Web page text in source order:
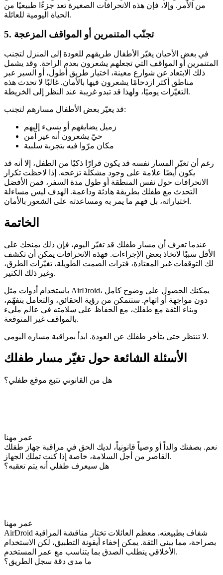
من الأمر. وإلا، فإن هذه الانحرافات الصغيرة تعد جزءًا طبيعيًا من
الحياة اليومية للعائلة.
5. تجنّب المتنمرين أو المواقف المزعجة
في بعض الأحيان يغيّر الأطفال طريقهم للعودة إلى المنزل لتجنب
المتنمرين أو المواقف التي تجعلهم يشعرون بعدم الراحة. وقد يشمل
ذلك الابتعاد عن شوارع معينة، اختيار طريق أطول، أو السير عبر
مناطق أكثر ازدحامًا يشعرون فيها بالأمان. غالبًا لا تحدث هذه
التغيّرات يوميًا، ولهذا قد تبدو غريبة عند النظر إلى الخريطة.
قد يغيّر بعض الأطفال مسارهم لتجنب:
زميل يضايقهم أو يسيء إليهم
حيّ يشعرون أنه غير آمن
مكان مرّوا فيه بتجربة سلبية
رغم أن تغيّر المسار نفسه قد يكون قرارًا ذكيًا من الطفل، إلا أنه قد
يكون أيضًا علامة على وجود مشكلة تزعجه. إذا لاحظت تكرار
الانحرافات حول نفس المنطقة أو طول مدة السفر، فمن الأفضل
التحدث مع طفلك بطريقة هادئة وداعمة. الهدف ليس مساءلة
اختياراته، بل فهم ما يمر به ومساعدته على الشعور بالأمان.
الخاتمة
عندما تعرف أن مسار طفلك قد تغيّر اليوم، فإن ذلك يمنحك على
الأقل سببًا لاتخاذ بعض الإجراءات. فهذه الانحرافات يمكن أن تكشف
لك التوقفات غير المعتادة، فترات الصمت الطويلة، تغيّرات الطرق،
وغير ذلك الكثير.
باستخدام أدوات مثل AirDroid، يمكنك الحصول على وضوح كامل
دون مواجهة أو اتهام. ستتمكن من رؤية الحقائق، والتعامل بتفهّم،
وبناء الثقة مع طفلك، مع الحفاظ على سلامته في عالم مليء
بالمواقف غير المتوقعة.
لا تنتظر حتى يتأخر طفلك عن العودة. ابدأ بمراقبة مساره اليومي.
الأسئلة الشائعة حول تغيّر مسار طفلك
هل من القانوني تتبع موقع طفلي؟
عمر مهنا
نعم. بصفتك والداً أو وصياً قانونياً، لديك الحق في مراقبة جهاز طفلك
القاصر من أجل السلامة، خاصة إذا كنت تملك الجهاز.
هل سيعرف طفلي أنه يتم تعقبه؟
عمر مهنا
AirDroid شفاف بطبيعته. معظم العائلات تختار مناقشة المراقبة
بصراحة، مما يبني الثقة. يمكن إخفاء أيقونة التطبيق، لكن الاستخدام
الأخلاقي يتطلب الصدق بما يتناسب مع عمر المستخدم.
ما مدى دقة سجل الطريق؟